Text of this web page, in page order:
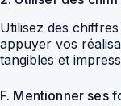
Utilisez des
appuyer vos
tangibles et
F. Mentionner ses